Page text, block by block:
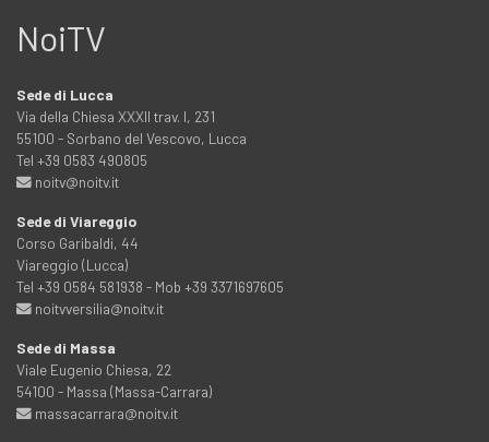
NoiTV
Sede di Lucca
Via della Chiesa XXXII trav. I, 231
55100 - Sorbano del Vescovo, Lucca
Tel +39 0583 490805
noitv@noitv.it
Sede di Viareggio
Corso Garibaldi, 44
Viareggio (Lucca)
Tel +39 0584 581938 - Mob +39 3371697605
noitvversilia@noitv.it
Sede di Massa
Viale Eugenio Chiesa, 22
54100 - Massa (Massa-Carrara)
massacarrara@noitv.it